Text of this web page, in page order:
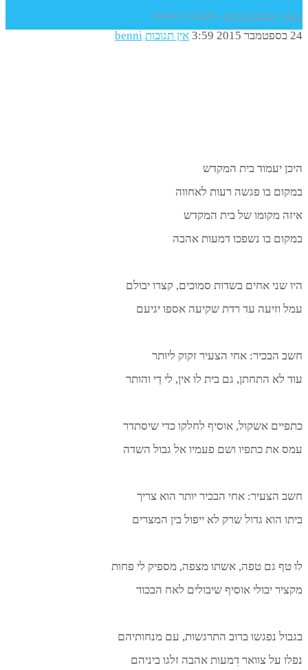
» כתיבה יצירתית »מקום בית המקדש
2015
3:59 אין תגובות benni
יעמוד בית המקדש
בו פגשה רעות לאחווה
מקומו של בית המקדש
בו נשפכו דמעות אהבה
שני אחים בשדות סמוכים, קצרו יבולם
וזיעה עד רדת שקיעה אספו יגיעם
הבכיר: אחי הצעיר זקוק ליותר
לא התחתן, גם בית לו אין, לי דַי והותר
אשקול, אוסיף לחלקו כדי שיסתדר
את כתפיו ושם פעמיו אל גבול השדה
הצעיר: אחי הבכיר יותר הוא צריך
הוא גדול שרק לא ייפול בין המצרים
טף גם טפה, אשתו מצפה, מספיק לי פחות
יבולי אוסיף שיבולים לאח הבכור
נפגשו ברוב התרגשות, עם מנחותיהם
על צוואר דִמעות אהבה זלגו ביניהם